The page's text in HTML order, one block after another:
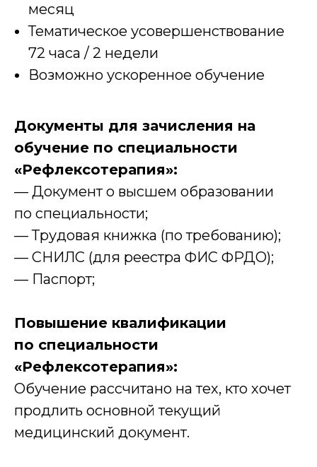
месяц
Тематическое усовершенствование
72 часа / 2 недели
Возможно ускоренное обучение
Документы для зачисления на
обучение по специальности
«Рефлексотерапия»:
— Документ о высшем образовании
по специальности;
— Трудовая книжка (по требованию);
— СНИЛС (для реестра ФИС ФРДО);
— Паспорт;
Повышение квалификации
по специальности
«Рефлексотерапия»:
Обучение рассчитано на тех, кто хочет
продлить основной текущий
медицинский документ.